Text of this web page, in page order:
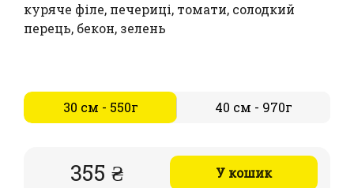
куряче філе, печериці, томати, солодкий
перець, бекон, зелень
30 см - 550г 40 см - 970г
355 ₴ У кошик